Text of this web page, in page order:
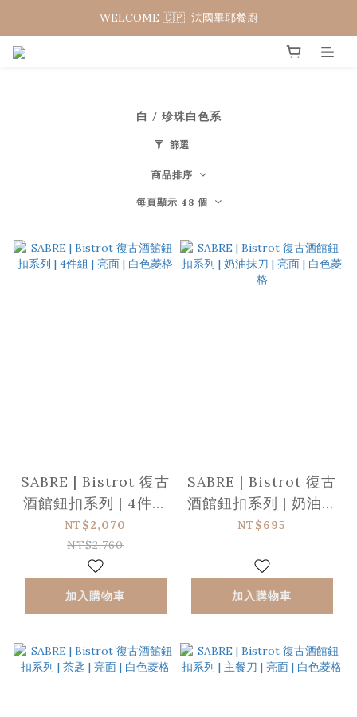
WELCOME 🇨🇵  法國畢耶餐廚
WELCOME 🇨🇵  法國畢耶餐廚
白 / 珍珠白色系
篩選
商品排序
每頁顯示 48 個
SABRE | Bistrot 復古
酒館鈕扣系列 | 4件組
| 亮面 | 白色菱格
NT$2,070
NT$2,760
加入購物車
SABRE | Bistrot 復古
酒館鈕扣系列 | 奶油抹
刀 | 亮面 | 白色菱格
NT$695
加入購物車